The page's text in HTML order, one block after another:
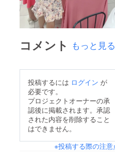
コメント もっと見る
投稿するには ログイン が
必要です。
プロジェクトオーナーの承
認後に掲載されます。承認
された内容を削除すること
はできません。
※投稿する際の注意